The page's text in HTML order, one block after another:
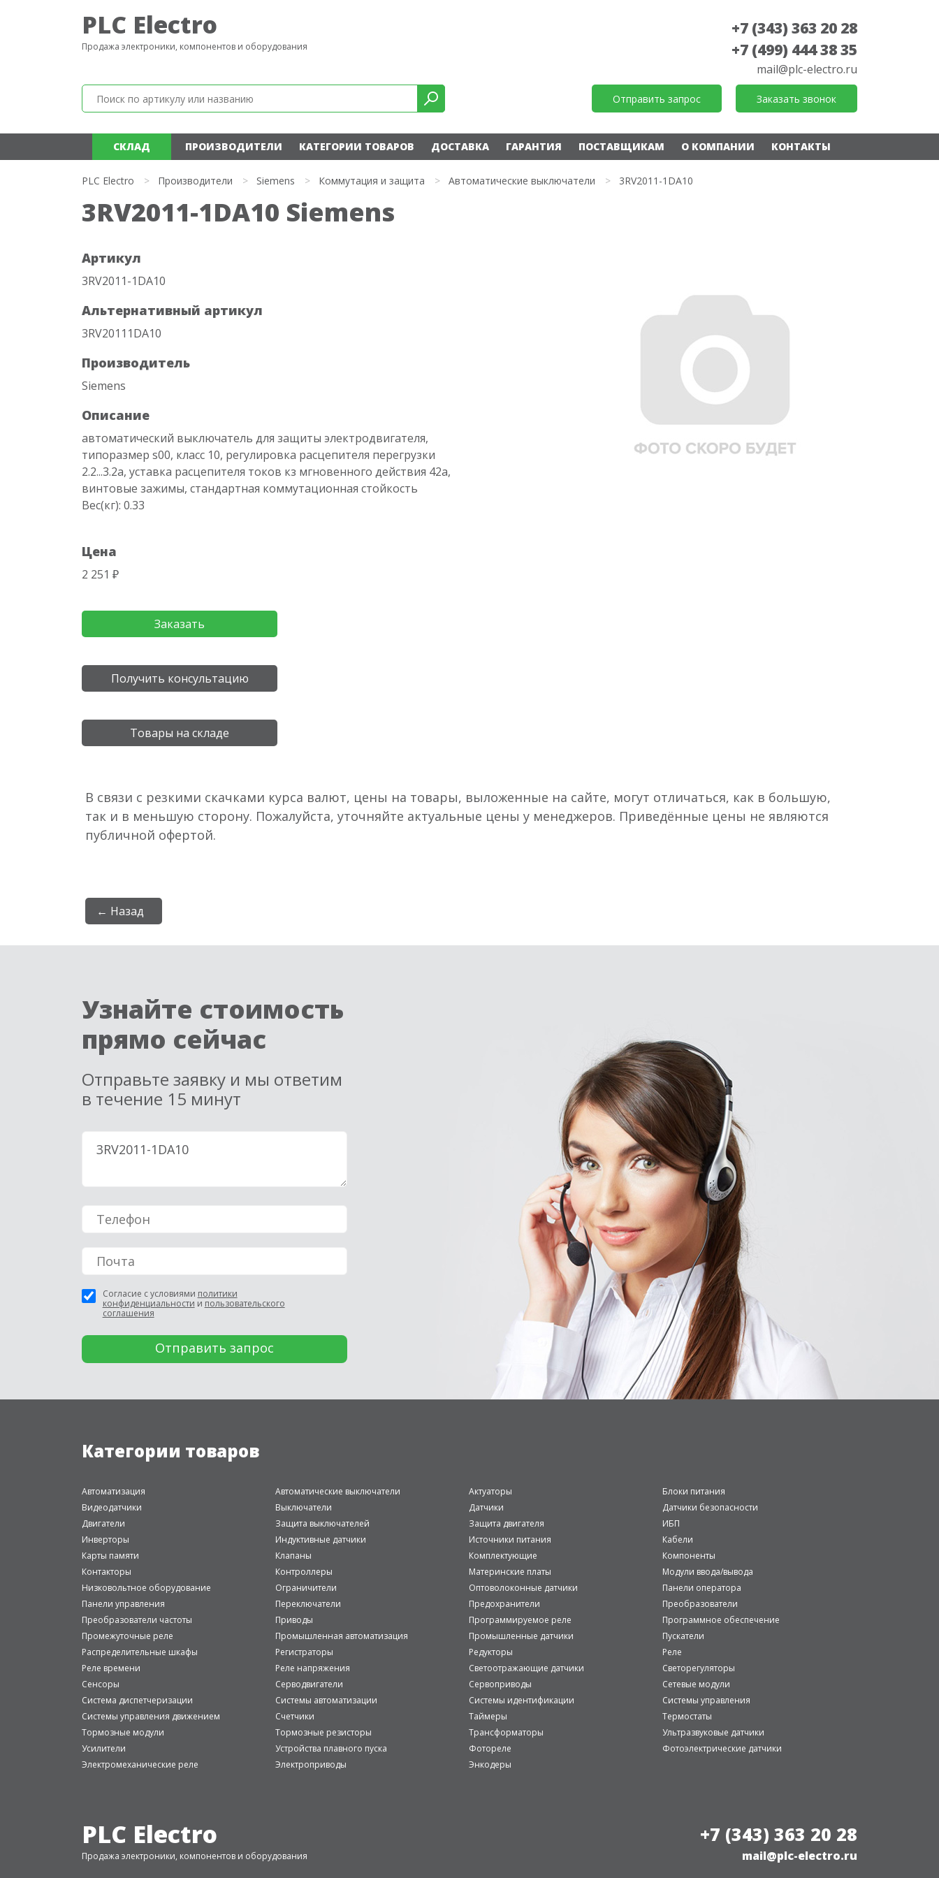
PLC Electro
Продажа электроники, компонентов и оборудования
+7 (343) 363 20 28
+7 (499) 444 38 35
mail@plc-electro.ru
Отправить запрос Заказать звонок
СКЛАД ПРОИЗВОДИТЕЛИ КАТЕГОРИИ ТОВАРОВ ДОСТАВКА ГАРАНТИЯ ПОСТАВЩИКАМ О КОМПАНИИ КОНТАКТЫ
PLC Electro > Производители > Siemens > Коммутация и защита > Автоматические выключатели > 3RV2011-1DA10
3RV2011-1DA10 Siemens
Артикул
3RV2011-1DA10
Альтернативный артикул
3RV20111DA10
Производитель
Siemens
Описание
автоматический выключатель для защиты электродвигателя,
типоразмер s00, класс 10, регулировка расцепителя перегрузки
2.2...3.2a, уставка расцепителя токов кз мгновенного действия 42a,
винтовые зажимы, стандартная коммутационная стойкость
Вес(кг): 0.33
Цена
2 251 ₽
Заказать
Получить консультацию
Товары на складе
В связи с резкими скачками курса валют, цены на товары, выложенные на сайте, могут отличаться, как в большую,
так и в меньшую сторону. Пожалуйста, уточняйте актуальные цены у менеджеров. Приведённые цены не являются
публичной офертой.
← Назад
Узнайте стоимость
прямо сейчас
Отправьте заявку и мы ответим
в течение 15 минут
Согласие с условиями политики
конфиденциальности и пользовательского
соглашения
Категории товаров
Автоматизация Автоматические выключатели Актуаторы
Блоки питания
Видеодатчики
Выключатели Датчики
Датчики безопасности
Двигатели
Защита выключателей Защита двигателя
ИБП
Инверторы
Индуктивные датчики Источники питания
Кабели
Карты памяти
Клапаны Комплектующие
Компоненты
Контакторы
Контроллеры Материнские платы
Модули ввода/вывода
Низковольтное оборудование
Ограничители Оптоволоконные датчики
Панели оператора
Панели управления
Переключатели Предохранители
Преобразователи
Преобразователи частоты
Приводы Программируемое реле
Программное обеспечение
Промежуточные реле
Промышленная автоматизация Промышленные датчики
Пускатели
Распределительные шкафы
Регистраторы Редукторы
Реле
Реле времени
Реле напряжения Светоотражающие датчики
Светорегуляторы
Сенсоры
Серводвигатели Сервоприводы
Сетевые модули
Система диспетчеризации
Системы автоматизации Системы идентификации
Системы управления
Системы управления движением
Счетчики Таймеры
Термостаты
Тормозные модули
Тормозные резисторы Трансформаторы
Ультразвуковые датчики
Усилители
Устройства плавного пуска Фотореле
Фотоэлектрические датчики
Электромеханические реле
Электроприводы Энкодеры
PLC Electro
Продажа электроники, компонентов и оборудования
+7 (343) 363 20 28
mail@plc-electro.ru